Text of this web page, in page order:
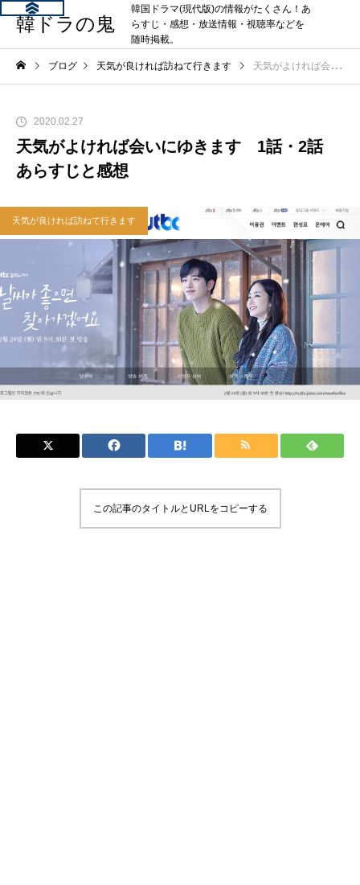
韓ドラの鬼
韓国ドラマ(現代版)の情報がたくさん！あ
らすじ・感想・放送情報・視聴率などを
随時掲載。
ブログ 天気が良ければ訪ねて行きます 天気がよければ会いにゆきます 1話・2話 あらすじと感想
2020.02.27
天気がよければ会いにゆきます 1話・2話
あらすじと感想
天気が良ければ訪ねて行きます
この記事のタイトルとURLをコピーする